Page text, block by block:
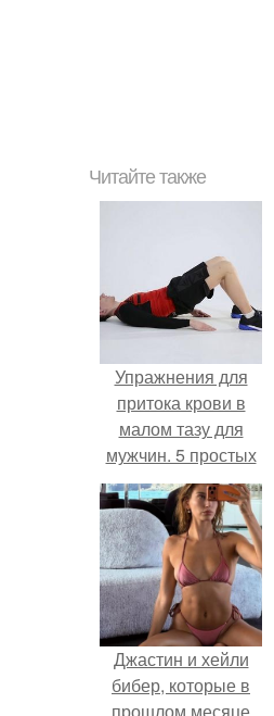
Читайте также
Упражнения для
притока крови в
малом тазу для
мужчин. 5 простых
упражнений для
улучшения
кровообращения в
малом тазу у
мужчин
Джастин и хейли
бибер, которые в